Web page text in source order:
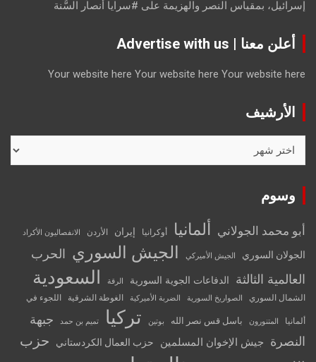
إسرائيل، بمقياس النصر والهزيمة على #سرايا أنصار السُّنة
أعلن معنا | Advertise with us
Your website here Your website here Your website here
الأرشيف
وسوم
أبو محمد الجولاني ألمانيا أوكرانيا إيران الأردن الانفصاليون الأكراد
الجولان السوري الجيش الأميركي الجيش السوري الحرب
العالمية الثالثة
الدفاعات الجوية السورية الرقة السعودية
الشمال السوري الصواريخ السورية الضربة الأميركية الغوطة الشرقية اللجوء في
ألمانيا المتنورون باسل قس نصر الله بوتين تركيا تميم بن حمد
جبهة
النصرة
جيش الإخوان المسلمين حزب العمال الكردستاني
حزب